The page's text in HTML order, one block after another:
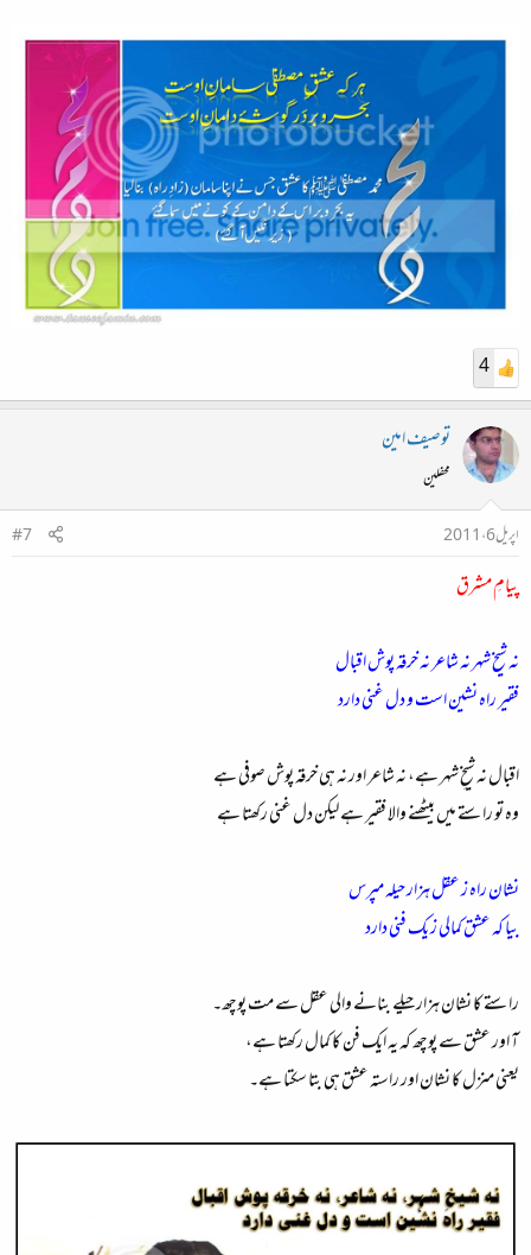
4
توصیف امین
محفلین
اپریل 6، 2011
#7
پیامِ مشرق
نہ شیخ شہر نہ شاعر نہ خرقہ پوش اقبال
فقیر راہ نشین است و دل غنی دارد
اقبال نہ شیخِ شہر ہے، نہ شاعر اور نہ ہی خرقہ پوش صوفی ہے
وہ تو راستے میں بیٹھنے والا فقیر ہے لیکن دل غنی رکھتا ہے
نشان راہ ز عقل ہزار حیلہ مپرس
بیا کہ عشق کمالی ز یک فنی دارد
راستے کا نشان ہزار حیلے بنانے والی عقل سے مت پوچھ۔
آ اور عشق سے پوچھ کہ یہ ایک فن کا کمال رکھتا ہے،
یعنی منزل کا نشان اور راستہ عشق ہی بتا سکتا ہے۔